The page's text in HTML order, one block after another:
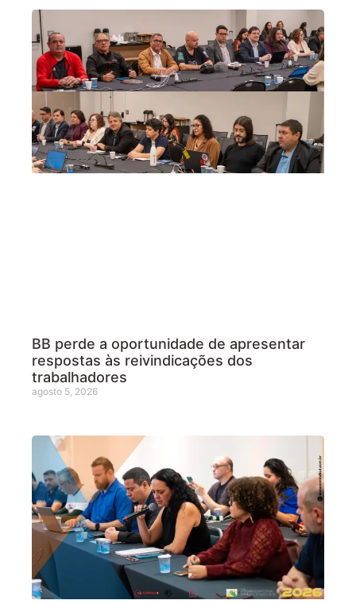
BB perde a oportunidade de apresentar
respostas às reivindicações dos
trabalhadores
agosto 5, 2026